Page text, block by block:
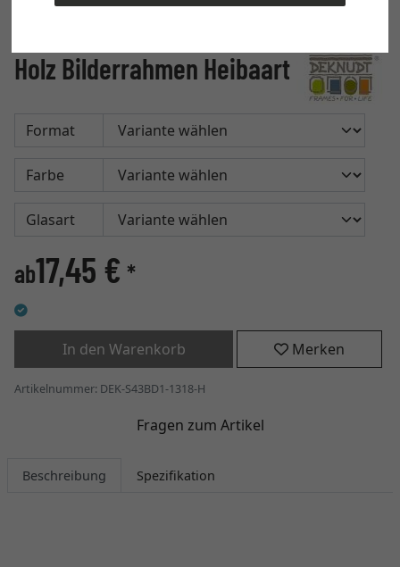
Holz Bilderrahmen Heibaart
Format
Farbe
Glasart
ab17,45 € *
In den Warenkorb Merken
Artikelnummer: DEK-S43BD1-1318-H
Fragen zum Artikel
Beschreibung Spezifikation